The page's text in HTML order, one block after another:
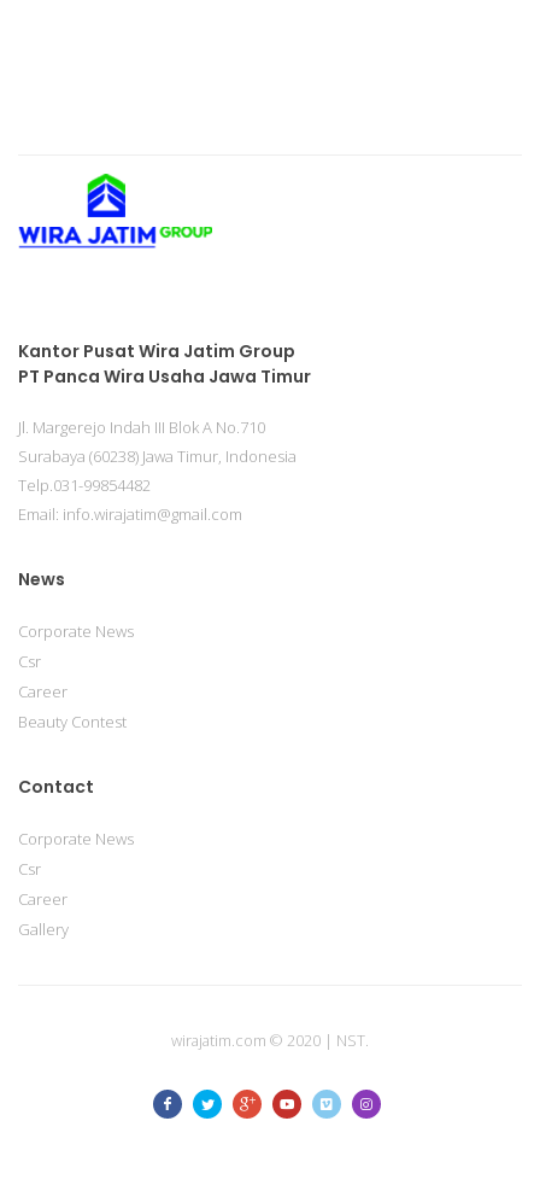
Kantor Pusat Wira Jatim Group
PT Panca Wira Usaha Jawa Timur
Jl. Margerejo Indah III Blok A No.710
Surabaya (60238) Jawa Timur, Indonesia
Telp.031-99854482
Email: info.wirajatim@gmail.com
News
Corporate News
Csr
Career
Beauty Contest
Contact
Corporate News
Csr
Career
Gallery
wirajatim.com © 2020 | NST.